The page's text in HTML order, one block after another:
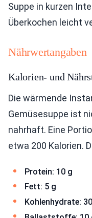
Suppe in kurzen
Überkochen leicht
Nährwertangaben
Kalorien- und
Die wärmende
Gemüsesuppe ist
nahrhaft. Eine
etwa 200 Kalorien.
Protein: 10 g
Fett: 5 g
Kohlenhydrate: